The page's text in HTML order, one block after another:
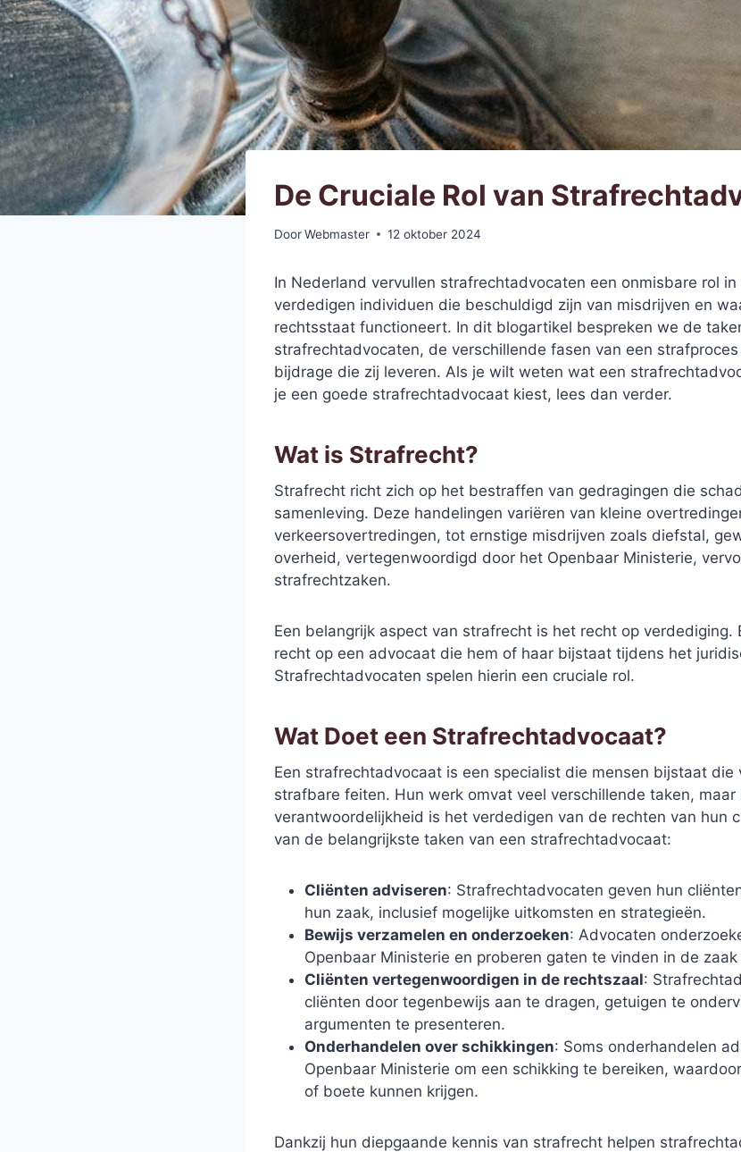
De Cruciale Rol van
DoorWebmaster 12 oktober 2024
In Nederland vervullen strafrechtadvocaten een onmisbare rol
verdedigen individuen die beschuldigd zijn van misdrijven en
rechtsstaat functioneert. In dit blogartikel bespreken we de
strafrechtadvocaten, de verschillende fasen van een
bijdrage die zij leveren. Als je wilt weten wat een
je een goede strafrechtadvocaat kiest, lees dan verder.
Wat is Strafrecht?
Strafrecht richt zich op het bestraffen van gedragingen die
samenleving. Deze handelingen variëren van kleine
verkeersovertredingen, tot ernstige misdrijven zoals diefstal,
overheid, vertegenwoordigd door het Openbaar Ministerie,
strafrechtzaken.
Een belangrijk aspect van strafrecht is het recht op verdediging.
recht op een advocaat die hem of haar bijstaat tijdens het
Strafrechtadvocaten spelen hierin een cruciale rol.
Wat Doet een Strafrechtadvocaat?
Een strafrechtadvocaat is een specialist die mensen bijstaat die
strafbare feiten. Hun werk omvat veel verschillende taken, maar
verantwoordelijkheid is het verdedigen van de rechten van hun
van de belangrijkste taken van een strafrechtadvocaat:
Cliënten adviseren: Strafrechtadvocaten geven hun
hun zaak, inclusief mogelijke uitkomsten en strategieën.
Bewijs verzamelen en onderzoeken: Advocaten
Openbaar Ministerie en proberen gaten te vinden in de
Cliënten vertegenwoordigen in de rechtszaal:
cliënten door tegenbewijs aan te dragen, getuigen te
argumenten te presenteren.
Onderhandelen over schikkingen: Soms onderhandelen
Openbaar Ministerie om een schikking te bereiken,
of boete kunnen krijgen.
Dankzij hun diepgaande kennis van strafrecht helpen